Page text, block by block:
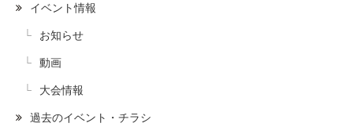
イベント情報
お知らせ
動画
大会情報
過去のイベント・チラシ